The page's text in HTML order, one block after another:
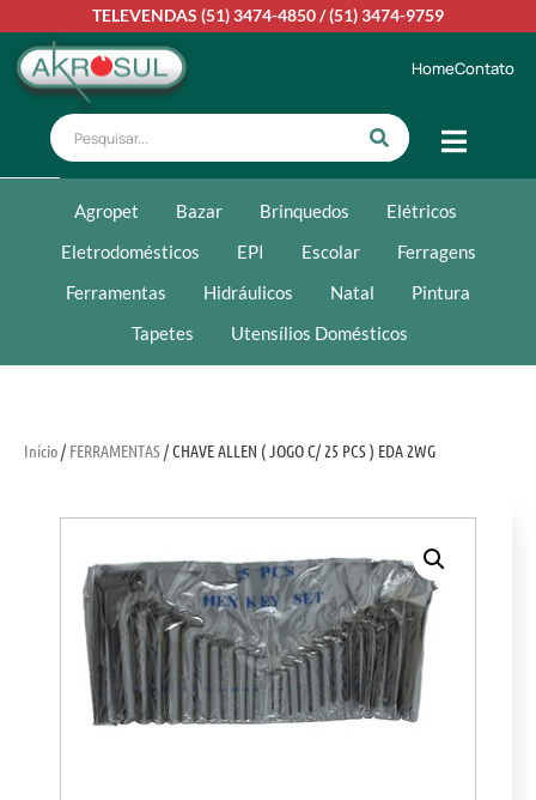
TELEVENDAS (51) 3474-4850/(51) 3474-9759
HomeContato
Agropet Bazar Brinquedos
Elétricos
Eletrodomésticos
EPI Escolar
Ferragens
Ferramentas
Hidráulicos Natal
Pintura
Tapetes
Utensílios Domésticos
Início/ FERRAMENTAS/ CHAVE ALLEN ( JOGO C/ 25 PCS ) EDA 2WG